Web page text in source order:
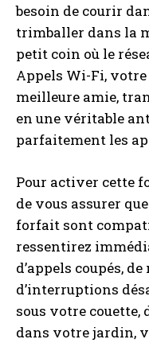
besoin de courir
trimballer dans la
petit coin où le
Appels Wi-Fi, votre
meilleure amie,
en une véritable
parfaitement les
Pour activer cette
de vous assurer
forfait sont
ressentirez
d’appels coupés,
d’interruptions
sous votre couette,
dans votre jardin,